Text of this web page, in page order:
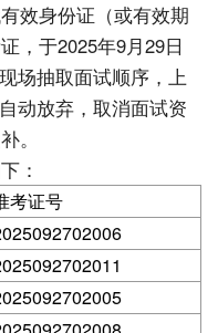
效身份证（或有效期
，于2025年9月29日
场抽取面试顺序，上
动放弃，取消面试资
。
：
考证号